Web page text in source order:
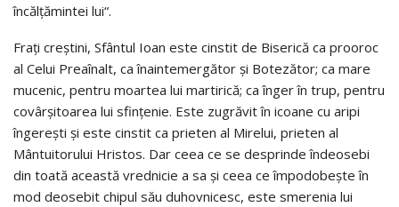
încălțămintei lui“.
Frați creștini, Sfântul Ioan este cinstit de Biserică ca prooroc
al Celui Preaînalt, ca înaintemergător și Botezător; ca mare
mucenic, pentru moartea lui martirică; ca înger în trup, pentru
covârșitoarea lui sfințenie. Este zugrăvit în icoane cu aripi
îngerești și este cinstit ca prieten al Mirelui, prieten al
Mântuitorului Hristos. Dar ceea ce se desprinde îndeosebi
din toată această vrednicie a sa și ceea ce împodobește în
mod deosebit chipul său duhovnicesc, este smerenia lui